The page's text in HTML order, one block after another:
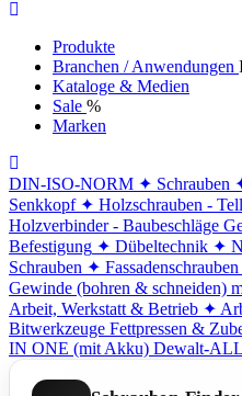
Produkte
Branchen / Anwendungen
Kataloge & Medien
Sale %
Marken
DIN-ISO-NORM ✦ Schrauben
Senkkopf ✦ Holzschrauben -
Holzverbinder - Baubeschläge
Befestigung ✦ Dübeltechnik ✦
Schrauben ✦ Fassadenschrauben
Gewinde (bohren & schneiden)
Arbeit, Werkstatt & Betrieb ✦
Bitwerkzeuge Fettpressen &
IN ONE (mit Akku) Dewalt-